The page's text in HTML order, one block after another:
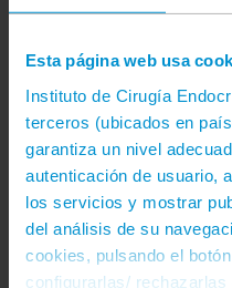
Esta página web usa
Instituto de Cirugía
terceros (ubicados en
garantiza un nivel
autenticación de usuario,
los servicios y mostrar
del análisis de su
cookies, pulsando el
configurarlas/
diciembre 2019
septiembre 2019
agosto 2019
julio 2019
junio 2019